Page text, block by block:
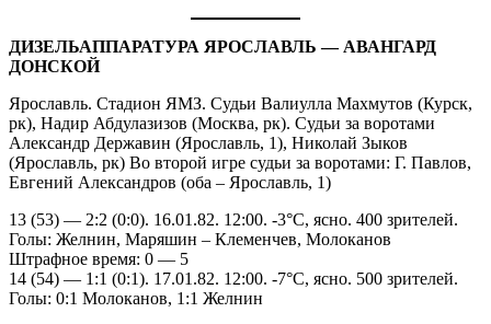
ДИЗЕЛЬАППАРАТУРА ЯРОСЛАВЛЬ — АВАНГАРД
ДОНСКОЙ
Ярославль. Стадион ЯМЗ. Судьи Валиулла Махмутов (Курск,
рк), Надир Абдулазизов (Москва, рк). Судьи за воротами
Александр Державин (Ярославль, 1), Николай Зыков
(Ярославль, рк) Во второй игре судьи за воротами: Г. Павлов,
Евгений Александров (оба – Ярославль, 1)
13 (53) — 2:2 (0:0). 16.01.82. 12:00. -3°С, ясно. 400 зрителей.
Голы: Желнин, Маряшин – Клеменчев, Молоканов
Штрафное время: 0 — 5
14 (54) — 1:1 (0:1). 17.01.82. 12:00. -7°С, ясно. 500 зрителей.
Голы: 0:1 Молоканов, 1:1 Желнин